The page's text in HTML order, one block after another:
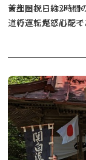
★土日祝日はシャ
行き：鬼怒川ライ
https://
初級者から上級者
首都圏から約2時間
道の運転がご心配